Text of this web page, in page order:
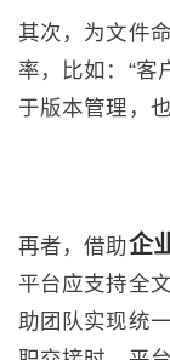
其次，为文件
率，比如：“客
于版本管理，
再者，借助企
平台应支持全
助团队实现统